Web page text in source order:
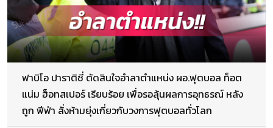
ฟาบิโอ ปาราติชี่ ตัดสินใจอำลาตำแหน่ง ผอ.ฟุตบอล ท็อต
แน่ม ฮ็อทสเปอร์ เรียบร้อย เพื่อรอลุ้นผลการอุทธรณ์ หลัง
ถูก ฟีฟ่า สั่งห้ามยุ่งเกี่ยวกับวงการฟุตบอลทั่วโลก